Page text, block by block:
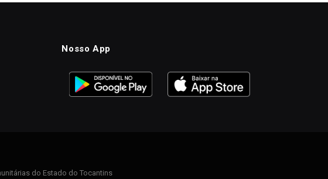
Nosso App
do Estado do Tocantins